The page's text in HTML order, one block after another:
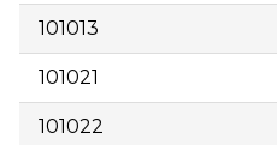
101013
101021
101022